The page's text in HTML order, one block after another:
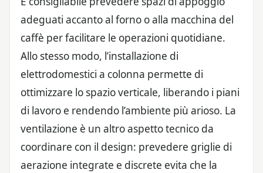
adeguati accanto al forno o alla macchina del
caffè per facilitare le operazioni quotidiane.
Allo stesso modo, l’installazione di
elettrodomestici a colonna permette di
ottimizzare lo spazio verticale, liberando i piani
di lavoro e rendendo l’ambiente più arioso. La
ventilazione è un altro aspetto tecnico da
coordinare con il design: prevedere griglie di
aerazione integrate e discrete evita che la